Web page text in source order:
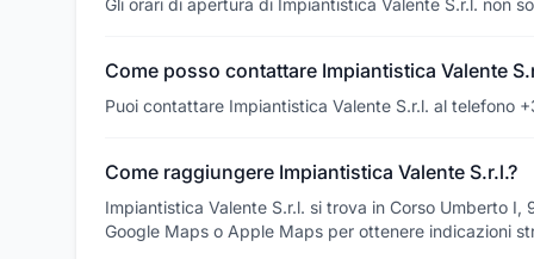
Gli orari di apertura di Impiantistica Valente S.r.l. non
Come posso contattare Impiantistica Valente
Puoi contattare Impiantistica Valente S.r.l. al telefono
Come raggiungere Impiantistica Valente S.r.l.?
Impiantistica Valente S.r.l. si trova in Corso Umberto
Google Maps o Apple Maps per ottenere indicazioni